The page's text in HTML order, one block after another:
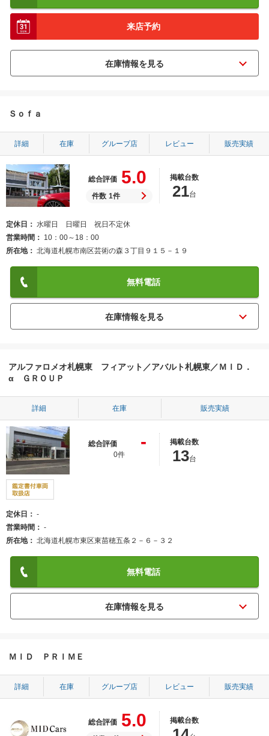
来店予約
Ｓｏｆａ
詳細 在庫 グループ店 レビュー 販売実績
総合評価 5.0
件数 1件
掲載台数
21台
定休日
水曜日 日曜日 祝日不定休
営業時間
10：00～18：00
所在地
北海道札幌市南区芸術の森３丁目９１５－１９
無料電話
アルファロメオ札幌東 フィアット／アバルト札幌東／ＭＩＤ．
α ＧＲＯＵＰ
詳細 在庫 販売実績
総合評価 -
0件
掲載台数
13台
定休日
-
営業時間
-
所在地
北海道札幌市東区東苗穂五条２－６－３２
無料電話
ＭＩＤ ＰＲＩＭＥ
詳細 在庫 グループ店 レビュー 販売実績
総合評価 5.0 掲載台数